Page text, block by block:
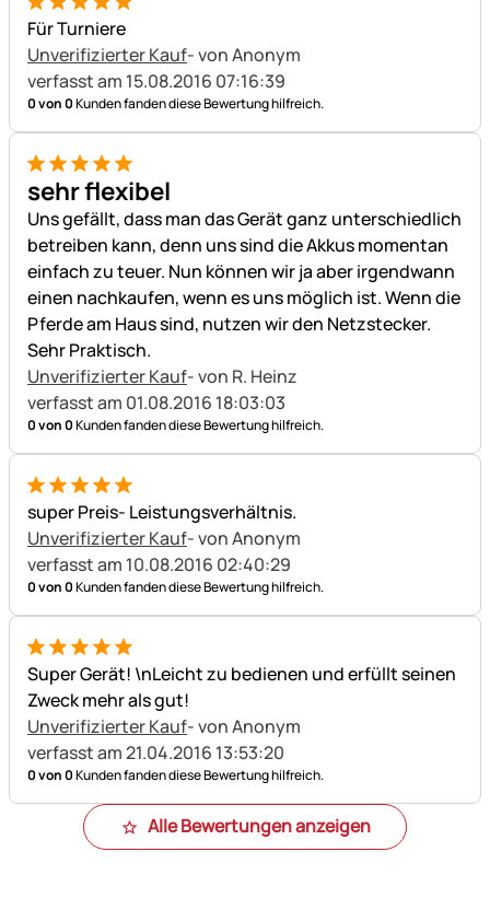
5 von 5
Für Turniere
Unverifizierter Kauf- von Anonym
verfasst am 15.08.2016 07:16:39
0 von 0Kunden fanden diese Bewertung hilfreich.
5 von 5
sehr flexibel
Uns gefällt, dass man das Gerät ganz unterschiedlich
betreiben kann, denn uns sind die Akkus momentan
einfach zu teuer. Nun können wir ja aber irgendwann
einen nachkaufen, wenn es uns möglich ist. Wenn die
Pferde am Haus sind, nutzen wir den Netzstecker.
Sehr Praktisch.
Unverifizierter Kauf- von R. Heinz
verfasst am 01.08.2016 18:03:03
0 von 0Kunden fanden diese Bewertung hilfreich.
5 von 5
super Preis- Leistungsverhältnis.
Unverifizierter Kauf- von Anonym
verfasst am 10.08.2016 02:40:29
0 von 0Kunden fanden diese Bewertung hilfreich.
5 von 5
Super Gerät! \nLeicht zu bedienen und erfüllt seinen
Zweck mehr als gut!
Unverifizierter Kauf- von Anonym
verfasst am 21.04.2016 13:53:20
0 von 0Kunden fanden diese Bewertung hilfreich.
Alle Bewertungen anzeigen